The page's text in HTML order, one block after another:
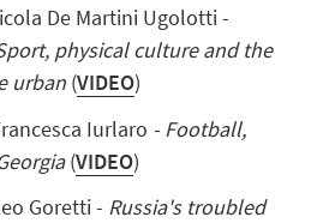
De Martini Ugolotti -
physical culture and the
urban (VIDEO)
Iurlaro - Football,
(VIDEO)
Goretti - Russia's troubled